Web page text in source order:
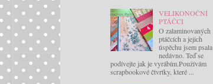
VELIKONOČNÍ
PTÁČCI
O zalaminovaných
ptáčcích a jejich
úspěchu jsem psala
nedávno. Teď se
podívejte jak je vyrábím.Používám
scrapbookové čtvrtky, které ...